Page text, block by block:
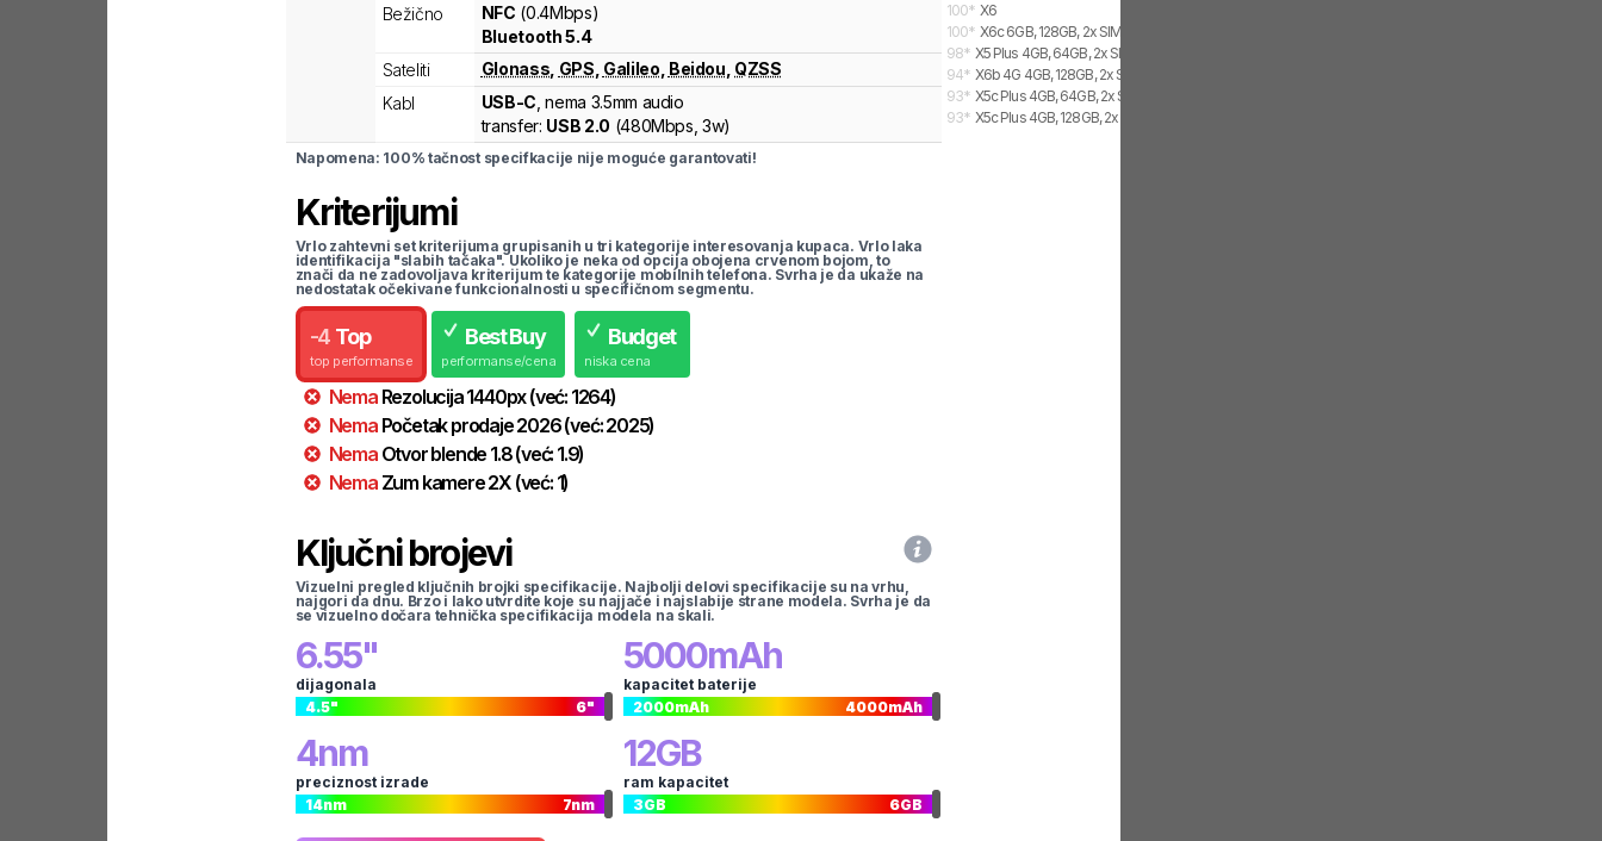
Bežično
NFC (0.4Mbps)
Bluetooth 5.4
Sateliti
Glonass GPS Galileo Beidou QZSS
Kabl
USB-C , nema 3.5mm audio
transfer: USB 2.0 (480Mbps,3w)
Napomena: 100% tačnost specifkacije nije moguće garantovati!
Kriterijumi
Vrlo zahtevni set kriterijuma grupisanih u tri kategorije interesovanja kupaca. Vrlo laka
identifikacija "slabih tačaka". Ukoliko je neka od opcija obojena crvenom bojom, to
znači da ne zadovoljava kriterijum te kategorije mobilnih telefona. Svrha je da ukaže na
nedostatak očekivane funkcionalnosti u specifičnom segmentu.
-4 Top
top performanse
Best Buy
performanse/cena
Budget
niska cena
Nema Rezolucija1440px(već: 1264)
Nema Početak prodaje2026(već:2025)
Nema Otvor blende 1.8(već: 1.9)
Nema Zum kamere2X(već: 1)
Ključni brojevi
Vizuelni pregled ključnih brojki specifikacije. Najbolji delovi specifikacije su na vrhu,
najgori da dnu. Brzo i lako utvrdite koje su najjače i najslabije strane modela. Svrha je da
se vizuelno dočara tehnička specifikacija modela na skali.
6.55"
dijagonala
4.5" 6"
5000mAh
kapacitet baterije
2000mAh 4000mAh
4nm
preciznost izrade
14nm 7nm
12GB
ram kapacitet
3GB 6GB
100* X6
100* X6c 6GB, 128GB, 2x SIM
98* X5 Plus 4GB, 64GB, 2x SIM
94* X6b 4G 4GB, 128GB, 2x SIM
93* X5c Plus 4GB, 64GB, 2x SIM
93* X5c Plus 4GB, 128GB, 2x SIM